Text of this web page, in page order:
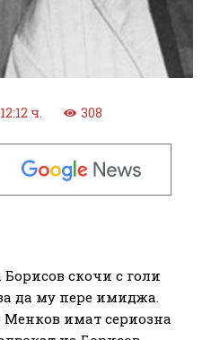
ч. 308
скочи с голи
да му пере имиджа.
имат сериозна